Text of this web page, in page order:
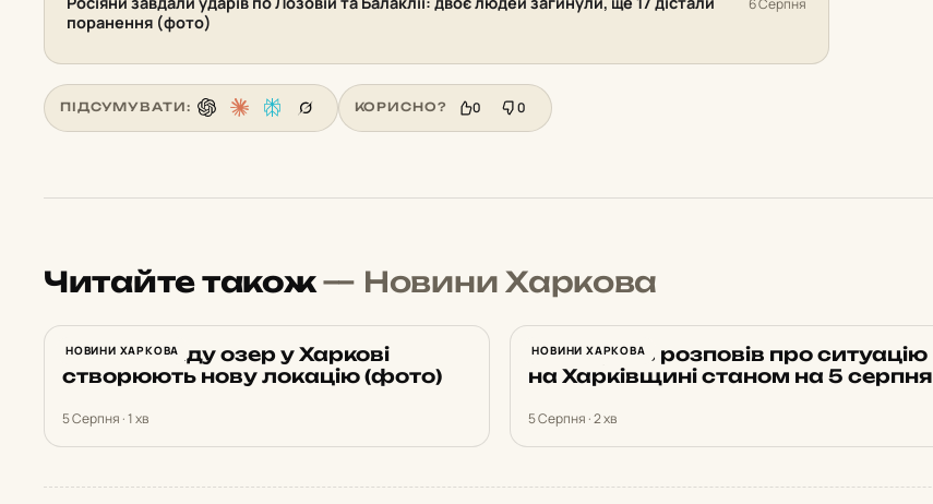
поранення (фото)
ПІДСУМУВАТИ: КОРИСНО? 0 0
Читайте також— Новини Харкова
НОВИНИ ХАРКОВА
Біля каскаду озер у Харкові
створюють нову локацію (фото)
5 Серпня · 1 хв
НОВИНИ ХАРКОВА
Синєгубов розповів про ситуацію
на Харківщині станом на 5 серпня
5 Серпня · 2 хв